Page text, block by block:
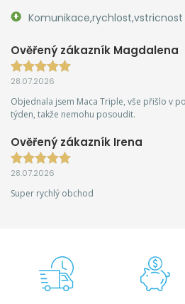
Komunikace,rychlost,vstricnost
Ověřený zákazník Magdalena
28.07.2026
Objednala jsem Maca Triple, vše přišlo v
týden, takže nemohu posoudit.
Ověřený zákazník Irena
28.07.2026
Super rychlý obchod